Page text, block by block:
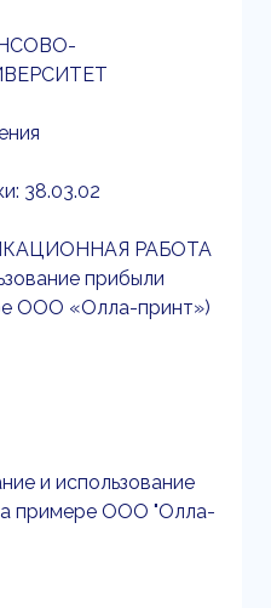
38.03.02
РАБОТА
прибыли
ООО «Олла-принт»)
и использование
примере ООО "Олла-